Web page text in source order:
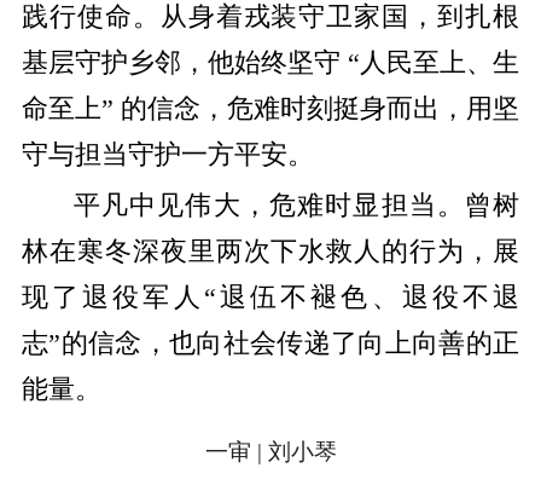
践行使命。从身着戎装守卫家国，到扎根
基层守护乡邻，他始终坚守 “人民至上、生
命至上” 的信念，危难时刻挺身而出，用坚
守与担当守护一方平安。
平凡中见伟大，危难时显担当。曾树
林在寒冬深夜里两次下水救人的行为，展
现了退役军人“退伍不褪色、退役不退
志”的信念，也向社会传递了向上向善的正
能量。
一审 | 刘小琴